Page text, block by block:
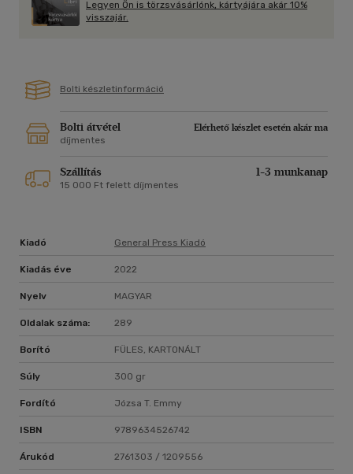
Legyen Ön is törzsvásárlónk, kártyájára akár 10%
visszajár.
Bolti készletinformáció
Bolti átvétel
Elérhető készlet esetén akár ma
díjmentes
Szállítás 1-3 munkanap
15 000 Ft felett díjmentes
Kiadó General Press Kiadó
Kiadás éve 2022
Nyelv MAGYAR
Oldalak száma: 289
Borító FÜLES, KARTONÁLT
Súly 300 gr
Fordító Józsa T. Emmy
ISBN 9789634526742
Árukód 2761303 / 1209556